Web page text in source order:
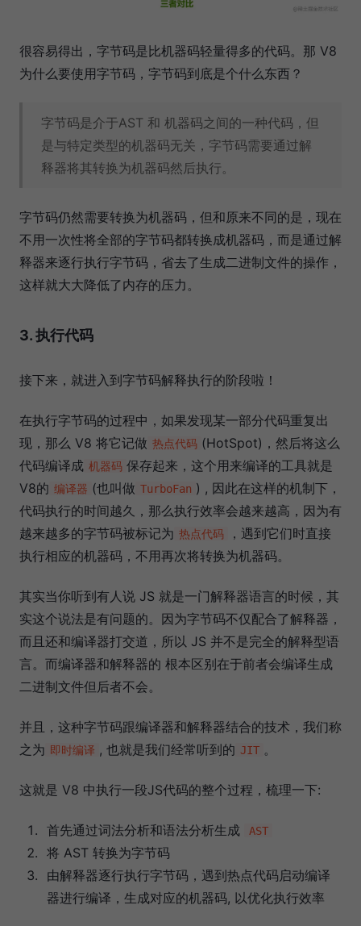
很容易得出，字节码是比机器码轻量得多的代码。那 V8
为什么要使用字节码，字节码到底是个什么东西？
字节码是介于AST 和 机器码之间的一种代码，但
是与特定类型的机器码无关，字节码需要通过解
释器将其转换为机器码然后执行。
字节码仍然需要转换为机器码，但和原来不同的是，现在
不用一次性将全部的字节码都转换成机器码，而是通过解
释器来逐行执行字节码，省去了生成二进制文件的操作，
这样就大大降低了内存的压力。
3. 执行代码
接下来，就进入到字节码解释执行的阶段啦！
在执行字节码的过程中，如果发现某一部分代码重复出
现，那么 V8 将它记做 热点代码 (HotSpot)，然后将这么
代码编译成 机器码 保存起来，这个用来编译的工具就是
V8的 编译器 (也叫做 TurboFan ) , 因此在这样的机制下，
代码执行的时间越久，那么执行效率会越来越高，因为有
越来越多的字节码被标记为 热点代码
，遇到它们时直接
执行相应的机器码，不用再次将转换为机器码。
其实当你听到有人说 JS 就是一门解释器语言的时候，其
实这个说法是有问题的。因为字节码不仅配合了解释器，
而且还和编译器打交道，所以 JS 并不是完全的解释型语
言。而编译器和解释器的 根本区别在于前者会编译生成
二进制文件但后者不会。
并且，这种字节码跟编译器和解释器结合的技术，我们称
之为 即时编译 , 也就是我们经常听到的 JIT 。
这就是 V8 中执行一段JS代码的整个过程，梳理一下:
首先通过词法分析和语法分析生成 AST
将 AST 转换为字节码
由解释器逐行执行字节码，遇到热点代码启动编译
器进行编译，生成对应的机器码, 以优化执行效率